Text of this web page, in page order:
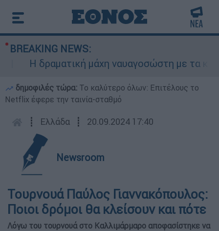
BREAKING NEWS:
Η δραματική μάχη ναυαγοσώστη με τα
δημοφιλές τώρα: Το καλύτερο όλων: Επιτέλους το
Netflix έφερε την ταινία-σταθμό
┋ Ελλάδα ┋ 20.09.2024 17:40
Newsroom
Τουρνουά Παύλος Γιαννακόπουλος:
Ποιοι δρόμοι θα κλείσουν και πότε
Λόγω του τουρνουά στο Καλλιμάρμαρο αποφασίστηκε να